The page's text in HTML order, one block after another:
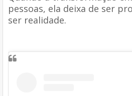
pessoas, ela deixa de ser
ser realidade.